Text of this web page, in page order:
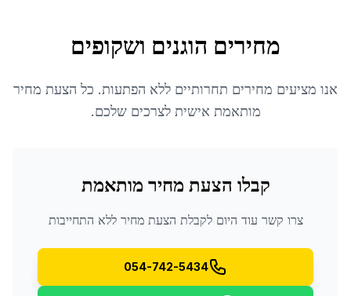
מחירים הוגנים ושקופים
אנו מציעים מחירים תחרותיים ללא הפתעות. כל הצעת מחיר
מותאמת אישית לצרכים שלכם.
קבלו הצעת מחיר מותאמת
צרו קשר עוד היום לקבלת הצעת מחיר ללא התחייבות
054-742-5434